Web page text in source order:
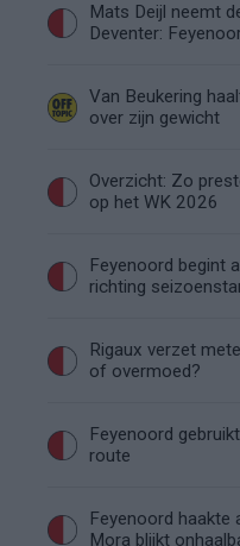
Mats Deijl neemt
Deventer:
Van Beukering
over zijn gewicht
Overzicht: Zo
op het WK 2026
Feyenoord begint
richting
Rigaux verzet
of overmoed?
Feyenoord
route
Feyenoord haakte
Mora blijkt